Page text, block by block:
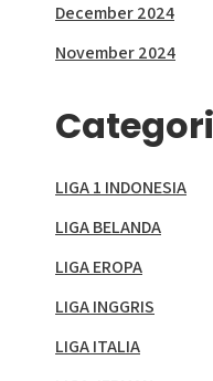
December 2024
November 2024
LIGA 1 INDONESIA
LIGA BELANDA
LIGA EROPA
LIGA INGGRIS
LIGA ITALIA